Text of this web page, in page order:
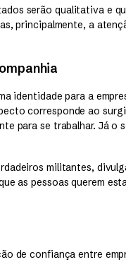
serão qualitativa e
principalmente, a
identidade para a
corresponde ao
para se trabalhar. Já o
militantes,
as pessoas querem
de confiança entre